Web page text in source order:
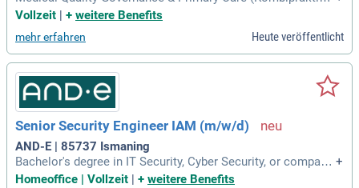
m) keine freien Plätze; Du erhältst Einblicke in regulatorisch
pliance und Freigabe medizinischer Inhalte.
Vollzeit | + weitere Benefits
mehr erfahren Heute veröffentlicht
Senior Security Engineer IAM (m/w/d)
AND-E | 85737 Ismaning
Bachelor's degree in IT Security, Cyber Security, or compara
ble qualification (or equivalent practical experience); 5+ yea
+
Homeoffice | Vollzeit | + weitere Benefits